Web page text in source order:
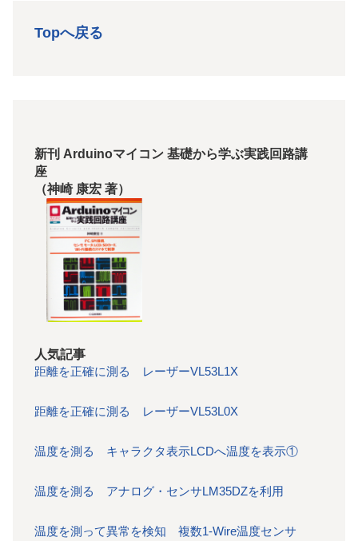
Topへ戻る
新刊 Arduinoマイコン 基礎から学ぶ実践回路講
座
（神崎 康宏 著）
人気記事
距離を正確に測る レーザーVL53L1X
距離を正確に測る レーザーVL53L0X
温度を測る キャラクタ表示LCDへ温度を表示①
温度を測る アナログ・センサLM35DZを利用
温度を測って異常を検知 複数1-Wire温度センサ